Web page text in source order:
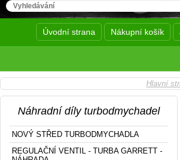
Úvodní strana Nákupní košík
Hlavní
Náhradní díly turbodmychadel
NOVÝ STŘED TURBODMYCHADLA
REGULAČNÍ VENTIL - TURBA GARRETT -